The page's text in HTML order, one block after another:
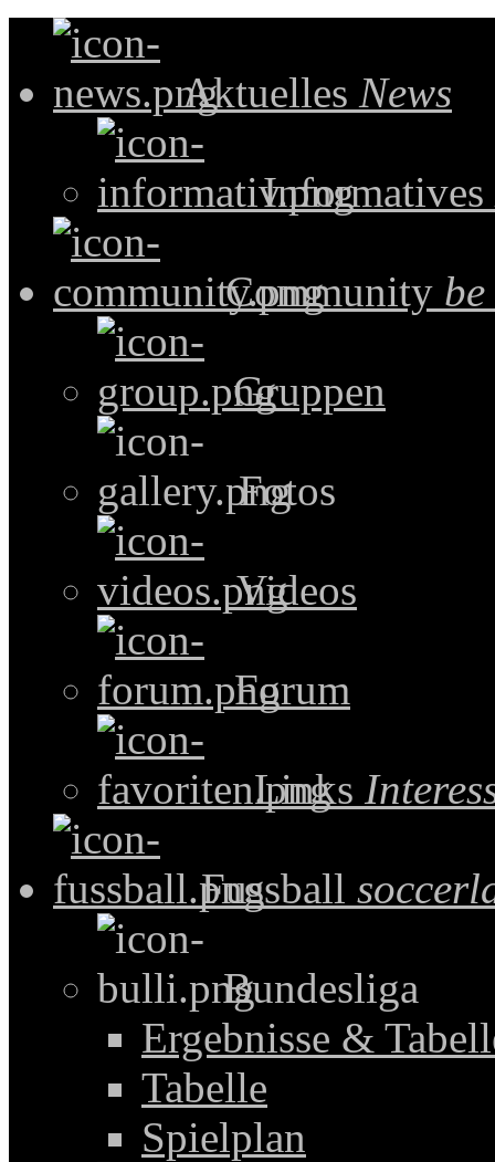
Aktuelles News
Informatives
Community
Gruppen
Fotos
Videos
Forum
Links
Fussball
Bundesliga
Ergebnisse &
Tabelle
Spielplan